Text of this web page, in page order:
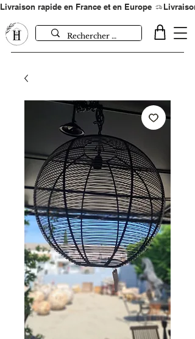
Livraison rapide en France et en Europe